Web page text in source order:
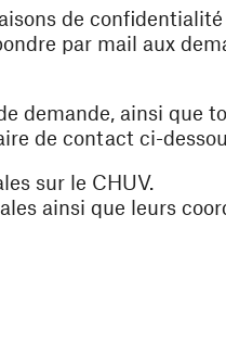
de
par mail aux
demande, ainsi que
de contact ci-
sur le CHUV.
ainsi que leurs